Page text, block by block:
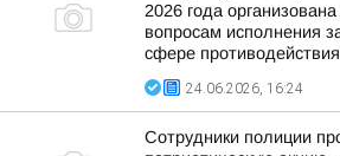
2026 года
вопросам исполнения
сфере
24.06.2026, 16:24
Сотрудники полиции